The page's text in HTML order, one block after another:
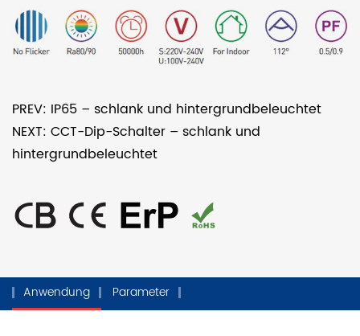
PREV: IP65 – schlank und hintergrundbeleuchtet
NEXT: CCT-Dip-Schalter – schlank und
hintergrundbeleuchtet
Anwendung Parameter